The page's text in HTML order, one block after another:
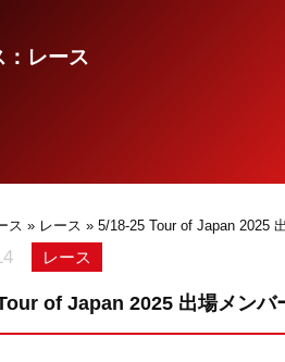
：レース
ス » レース » 5/18-25 Tour of Japan 2025
レース
of Japan 2025 出場メンバ